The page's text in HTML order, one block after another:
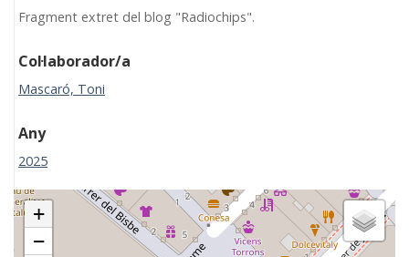
Fragment extret del blog "Radiochips".
Col·laborador/a
Mascaró, Toni
Any
2025
+
−